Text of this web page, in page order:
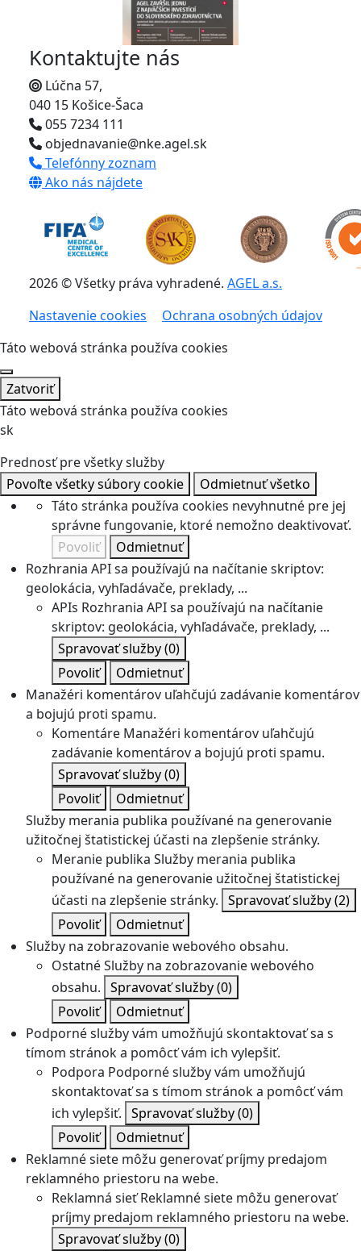
Kontaktujte nás
Lúčna 57,
040 15 Košice-Šaca
055 7234 111
objednavanie@nke.agel.sk
Telefónny zoznam
Ako nás nájdete
2026 © Všetky práva vyhradené. AGEL a.s.
Nastavenie cookies
Ochrana osobných údajov
Táto webová stránka používa cookies
Zatvoriť
Táto webová stránka používa cookies
sk
Prednosť pre všetky služby
Povoľte všetky súbory cookie
Odmietnuť všetko
Táto stránka používa cookies nevyhnutné pre jej
správne fungovanie, ktoré nemožno deaktivovať.
Povoliť
Odmietnuť
Rozhrania API sa používajú na načítanie skriptov:
geolokácia, vyhľadávače, preklady, ...
APIs Rozhrania API sa používajú na načítanie
skriptov: geolokácia, vyhľadávače, preklady, ...
Spravovať služby(0)
Povoliť
Odmietnuť
Manažéri komentárov uľahčujú zadávanie komentárov
a bojujú proti spamu.
Komentáre Manažéri komentárov uľahčujú
zadávanie komentárov a bojujú proti spamu.
Spravovať služby(0)
Povoliť
Odmietnuť
Služby merania publika používané na generovanie
užitočnej štatistickej účasti na zlepšenie stránky.
Meranie publika Služby merania publika
používané na generovanie užitočnej štatistickej
účasti na zlepšenie stránky. Spravovať služby(2)
Povoliť
Odmietnuť
Služby na zobrazovanie webového obsahu.
OstatnéSlužby na zobrazovanie webového
obsahu. Spravovať služby(0)
Povoliť
Odmietnuť
Podporné služby vám umožňujú skontaktovať sa s
tímom stránok a pomôcť vám ich vylepšiť.
Podpora Podporné služby vám umožňujú
skontaktovať sa s tímom stránok a pomôcť vám
ich vylepšiť. Spravovať služby(0)
Povoliť
Odmietnuť
Reklamné siete môžu generovať príjmy predajom
reklamného priestoru na webe.
Reklamná sieť Reklamné siete môžu generovať
príjmy predajom reklamného priestoru na webe.
Spravovať služby(0)